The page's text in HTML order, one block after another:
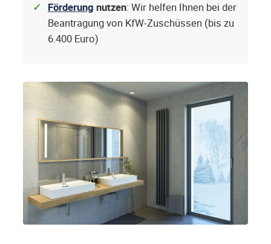
Förderung nutzen: Wir helfen Ihnen bei der
Beantragung von KfW-Zuschüssen (bis zu
6.400 Euro)